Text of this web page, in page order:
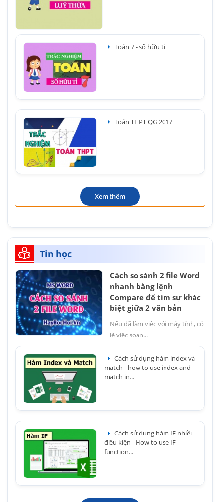
Toán 7 - số hữu tỉ
Toán THPT QG 2017
Xem thêm
Tin học
Cách so sánh 2 file Word
nhanh bằng lệnh
Compare để tìm sự khác
biệt giữa 2 văn bản
Nếu đã làm việc với máy tính, có
lẽ việc soạn...
Cách sử dụng hàm index và
match - how to use index and
match in...
Cách sử dụng hàm IF nhiều
điều kiện - How to use IF
function...